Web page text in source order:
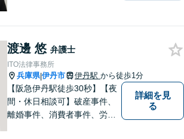
れず、尽力してまいります。
【メーカー法務経験あり】
渡邊 悠 弁護士
ITO法律事務所
兵庫県|伊丹市 伊丹駅 から徒歩1分
【阪急伊丹駅徒歩30秒】【夜
間・休日相談可】破産事件、
離婚事件、消費者事件、労働
詳細を見
る